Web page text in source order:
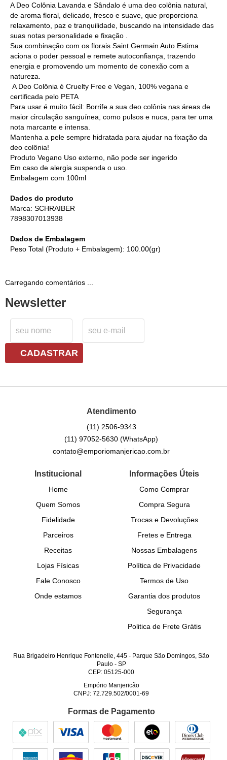
A Deo Colônia Lavanda e Sândalo é uma deo colônia natural,
de aroma floral, delicado, fresco e suave, que proporciona
relaxamento, paz e tranquilidade, buscando na intensidade das
suas notas personalidade e fixação .
Sua combinação com os florais Saint Germain Auto Estima
aciona o poder pessoal e remete autoconfiança, trazendo
energia e promovendo um momento de conexão com a
natureza.
A Deo Colônia é Cruelty Free e Vegan, 100% vegana e
certificada pelo PETA
Para usar é muito fácil: Borrife a sua deo colônia nas áreas de
maior circulação sanguínea, como pulsos e nuca, para ter uma
nota marcante e intensa.
Mantenha a pele sempre hidratada para ajudar na fixação da
deo colônia!
Produto Vegano Uso externo, não pode ser ingerido
Em caso de alergia suspenda o uso.
Embalagem com 100ml
Dados do produto
Marca: SCHRAIBER
7898307013938
Dados de Embalagem
Peso Total (Produto + Embalagem): 100.00(gr)
Carregando comentários ...
Newsletter
CADASTRAR
Atendimento
(11) 2506-9343
(11) 97052-5630(WhatsApp)
contato@emporiomanjericao.com.br
Institucional
Home
Quem Somos
Fidelidade
Parceiros
Receitas
Lojas Físicas
Fale Conosco
Onde estamos
Informações Úteis
Como Comprar
Compra Segura
Trocas e Devoluções
Fretes e Entrega
Nossas Embalagens
Política de Privacidade
Termos de Uso
Garantia dos produtos
Segurança
Politica de Frete Grátis
Rua Brigadeiro Henrique Fontenelle, 445 - Parque São Domingos, São
Paulo- SP
CEP: 05125-000
Empório Manjericão
CNPJ: 72.729.502/0001-69
Formas de Pagamento